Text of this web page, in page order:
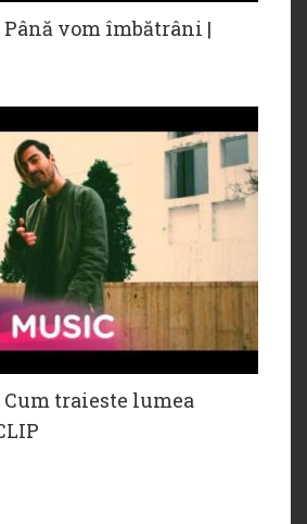
Până vom îmbătrâni |
Cum traieste lumea